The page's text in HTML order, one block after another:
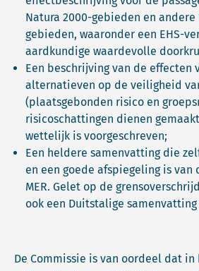
Natura 2000-gebieden en
gebieden, waaronder een EHS-
aardkundige waardevolle
Een beschrijving van de effecten
alternatieven op de veiligheid
(plaatsgebonden risico en
risicoschattingen dienen
wettelijk is voorgeschreven;
Een heldere samenvatting die
en een goede afspiegeling is van
MER. Gelet op de
ook een Duitstalige
De Commissie is van oordeel dat in